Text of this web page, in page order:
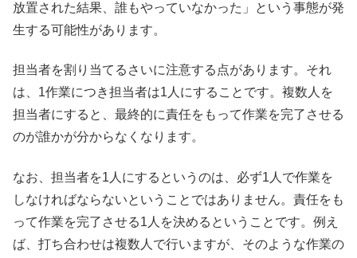
放置された結果、誰もやっていなかった」という事態が発
生する可能性があります。
担当者を割り当てるさいに注意する点があります。それ
は、1作業につき担当者は1人にすることです。複数人を
担当者にすると、最終的に責任をもって作業を完了させる
のが誰かが分からなくなります。
なお、担当者を1人にするというのは、必ず1人で作業を
しなければならないということではありません。責任をも
って作業を完了させる1人を決めるということです。例え
ば、打ち合わせは複数人で行いますが、そのような作業の